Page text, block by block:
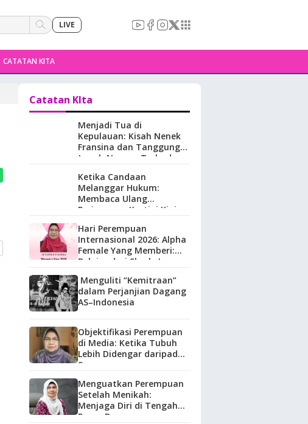
LIVE
CATATAN KITA
Catatan KIta
Menjadi Tua di
Kepulauan: Kisah Nenek
Fransina dan Tanggung
Jawab Negara Terhadap
Maluku.
Ketika Candaan
Melanggar Hukum:
Membaca Ulang
Perjuangan Kartini Kini
Hari Perempuan
Internasional 2026: Alpha
Female Yang Memberi:
Belajar dari Sherly Laos
Menguliti “Kemitraan”
dalam Perjanjian Dagang
AS–Indonesia
Objektifikasi Perempuan
di Media: Ketika Tubuh
Lebih Didengar daripada
Suara
Menguatkan Perempuan
Setelah Menikah:
Menjaga Diri di Tengah
Peran Baru